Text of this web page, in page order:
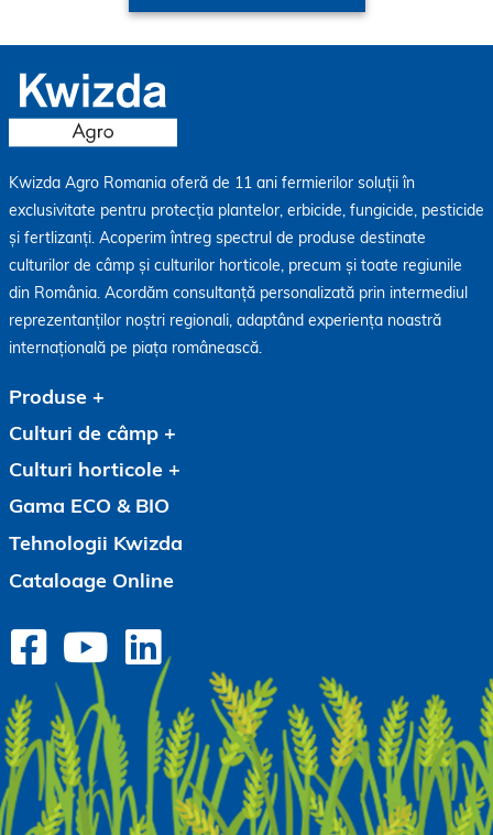
Kwizda Agro Romania oferă de 11 ani fermierilor soluții în
exclusivitate pentru protecția plantelor, erbicide, fungicide, pesticide
și fertlizanți. Acoperim întreg spectrul de produse destinate
culturilor de câmp și culturilor horticole, precum și toate regiunile
din România. Acordăm consultanță personalizată prin intermediul
reprezentanților noștri regionali, adaptând experiența noastră
internațională pe piața românească.
Produse
Culturi de câmp
Culturi horticole
Gama ECO & BIO
Tehnologii Kwizda
Cataloage Online